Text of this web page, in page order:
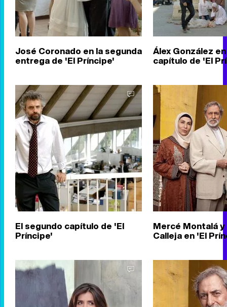
José Coronado en la segunda
entrega de 'El Príncipe'
Álex González
capítulo de 'El
El segundo capítulo de 'El
Príncipe'
Mercé Montalá y
Calleja en 'El